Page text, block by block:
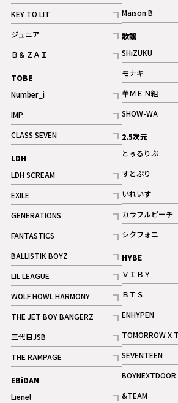
記事
KEY TO LIT
記事
ジュニア
記事
Ｂ＆ＺＡＩ
記事
TOBE
Number_i
記事
IMP.
記事
CLASS SEVEN
記事
LDH
LDH SCREAM
記事
EXILE
記事
GENERATIONS
記事
FANTASTICS
記事
BALLISTIK BOYZ
記事
LIL LEAGUE
記事
WOLF HOWL HARMONY
記事
THE JET BOY BANGERZ
記事
三代目JSB
記事
THE RAMPAGE
記事
ギャラリー
EBiDAN
Lienel
記事
ギャラリー
Maison B
記事
歌謡
SHiZUKU
記事
モナキ
記事
華ＭＥＮ組
記事
SHOW-WA
記事
2.5次元
とぅるりぶ
記事
すとぷり
記事
ギャラリー
いれいす
記事
ギャラリー
カラフルピーチ
記事
シクフォニ
記事
HYBE
ＶＩＢＹ
記事
ＢＴＳ
記事
ENHYPEN
記事
TOMORROW X
記事
ギャラリー
SEVENTEEN
記事
BOYNEXTDOOR
記事
&TEAM